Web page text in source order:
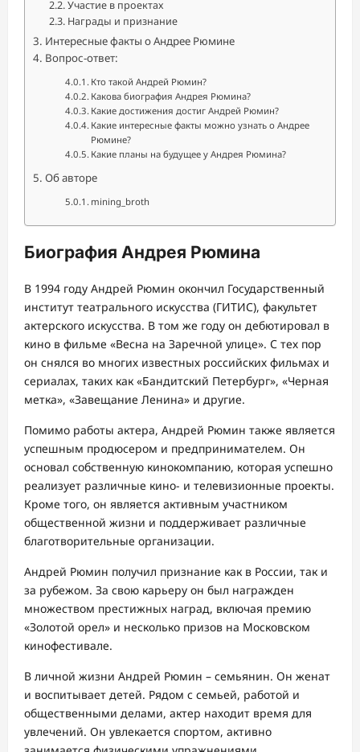
Участие в проектах
Награды и признание
Интересные факты о Андрее Рюмине
Вопрос-ответ:
Кто такой Андрей Рюмин?
Какова биография Андрея Рюмина?
Какие достижения достиг Андрей Рюмин?
Какие интересные факты можно узнать о Андрее
Рюмине?
Какие планы на будущее у Андрея Рюмина?
Об авторе
mining_broth
Биография Андрея Рюмина
В 1994 году Андрей Рюмин окончил Государственный
институт театрального искусства (ГИТИС), факультет
актерского искусства. В том же году он дебютировал в
кино в фильме «Весна на Заречной улице». С тех пор
он снялся во многих известных российских фильмах и
сериалах, таких как «Бандитский Петербург», «Черная
метка», «Завещание Ленина» и другие.
Помимо работы актера, Андрей Рюмин также является
успешным продюсером и предпринимателем. Он
основал собственную кинокомпанию, которая успешно
реализует различные кино- и телевизионные проекты.
Кроме того, он является активным участником
общественной жизни и поддерживает различные
благотворительные организации.
Андрей Рюмин получил признание как в России, так и
за рубежом. За свою карьеру он был награжден
множеством престижных наград, включая премию
«Золотой орел» и несколько призов на Московском
кинофестивале.
В личной жизни Андрей Рюмин – семьянин. Он женат
и воспитывает детей. Рядом с семьей, работой и
общественными делами, актер находит время для
увлечений. Он увлекается спортом, активно